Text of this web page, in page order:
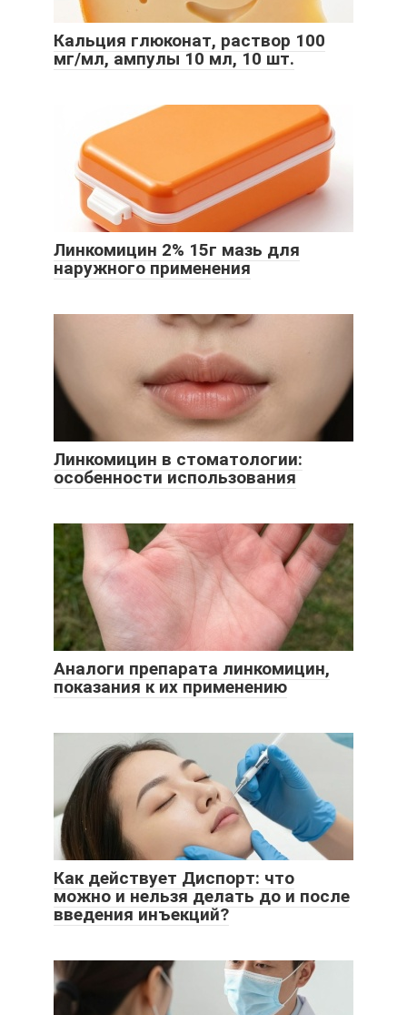
Кальция глюконат, раствор 100
мг/мл, ампулы 10 мл, 10 шт.
Линкомицин 2% 15г мазь для
наружного применения
Линкомицин в стоматологии:
особенности использования
Аналоги препарата линкомицин,
показания к их применению
Как действует Диспорт: что
можно и нельзя делать до и после
введения инъекций?